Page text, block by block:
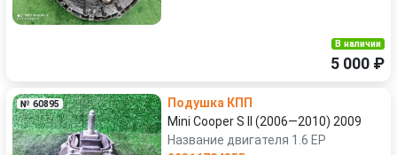
В наличии
5 000 ₽
№ 60895
Подушка КПП
Mini Cooper S II (2006—2010) 2009
Название двигателя 1.6 EP